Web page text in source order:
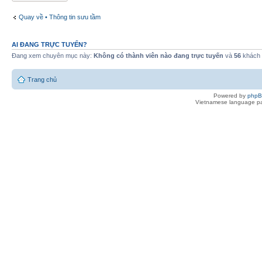
Quay về • Thông tin sưu tầm
AI ĐANG TRỰC TUYẾN?
Đang xem chuyên mục này: Không có thành viên nào đang trực tuyến và 56 khách
Trang chủ
Powered by
Vietnamese language